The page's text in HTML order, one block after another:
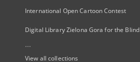
International Open Cartoon Contest
Digital Library Zielona Gora for the Blind
...
View all collections